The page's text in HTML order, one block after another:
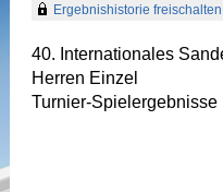
Ergebnishistorie freischalten
40. Internationales
Herren Einzel
Turnier-Spielergebnisse